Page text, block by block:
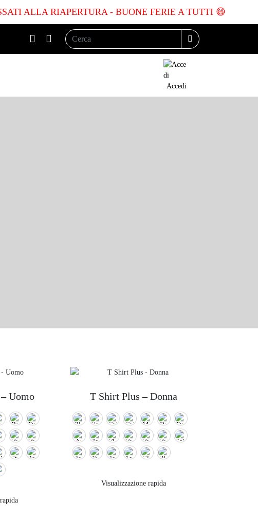
ALLA RIAPERTURA - BUONE FERIE A TUTTI 😄
Cerca: Search
Accedi
Uomo T Shirt Plus – Donna
Visualizzazione rapida